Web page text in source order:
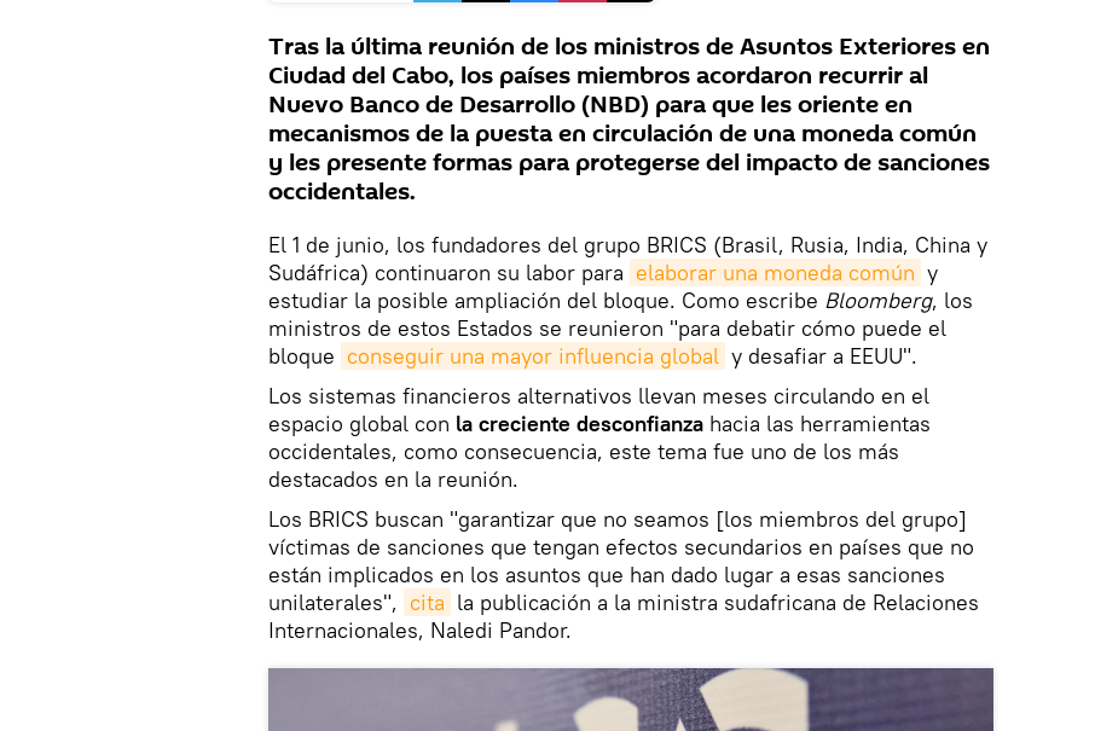
Tras la última reunión de los ministros de Asuntos Exteriores en
Ciudad del Cabo, los países miembros acordaron recurrir al
Nuevo Banco de Desarrollo (NBD) para que les oriente en
mecanismos de la puesta en circulación de una moneda común
y les presente formas para protegerse del impacto de sanciones
occidentales.
El 1 de junio, los fundadores del grupo BRICS (Brasil, Rusia, India, China y
Sudáfrica) continuaron su labor para elaborar una moneda común y
estudiar la posible ampliación del bloque. Como escribe Bloomberg, los
ministros de estos Estados se reunieron "para debatir cómo puede el
bloque conseguir una mayor influencia global y desafiar a EEUU".
Los sistemas financieros alternativos llevan meses circulando en el
espacio global con la creciente desconfianza hacia las herramientas
occidentales, como consecuencia, este tema fue uno de los más
destacados en la reunión.
Los BRICS buscan "garantizar que no seamos [los miembros del grupo]
víctimas de sanciones que tengan efectos secundarios en países que no
están implicados en los asuntos que han dado lugar a esas sanciones
unilaterales", cita la publicación a la ministra sudafricana de Relaciones
Internacionales, Naledi Pandor.